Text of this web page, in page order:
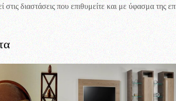
διαστάσεις που επιθυμείτε και με ύφασμα της